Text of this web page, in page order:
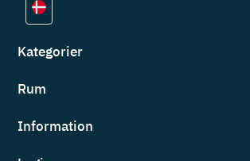
Kategorier
Rum
Information